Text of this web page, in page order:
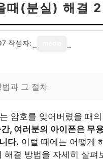
때(분실) 해결 2
작성자:
과 그 절차
암호를 잊어버렸을 때
, 여러분의 아이폰은 무
다. 이럴 때에는 어떻게
결 방법을 자세히 살펴